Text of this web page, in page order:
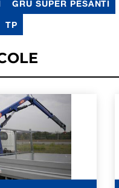
GRU SUPER PESANTI
TP